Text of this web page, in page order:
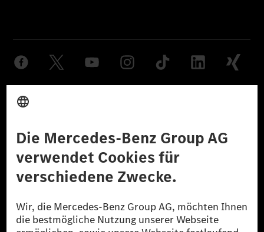
© 2026 Mercedes-Benz Group AG. Alle Rechte vorbehalten.
reduzierte CO₂-Emissionen bei der Mercedes-Benz Group durch
zertifizierte Ausgleichsprojekte kompensiert werden.